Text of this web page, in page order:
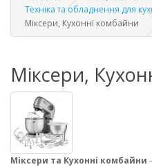
Техніка та обладнення для
Міксери, Кухонні комбайни
Міксери,
Міксери та Кухонні комбайни